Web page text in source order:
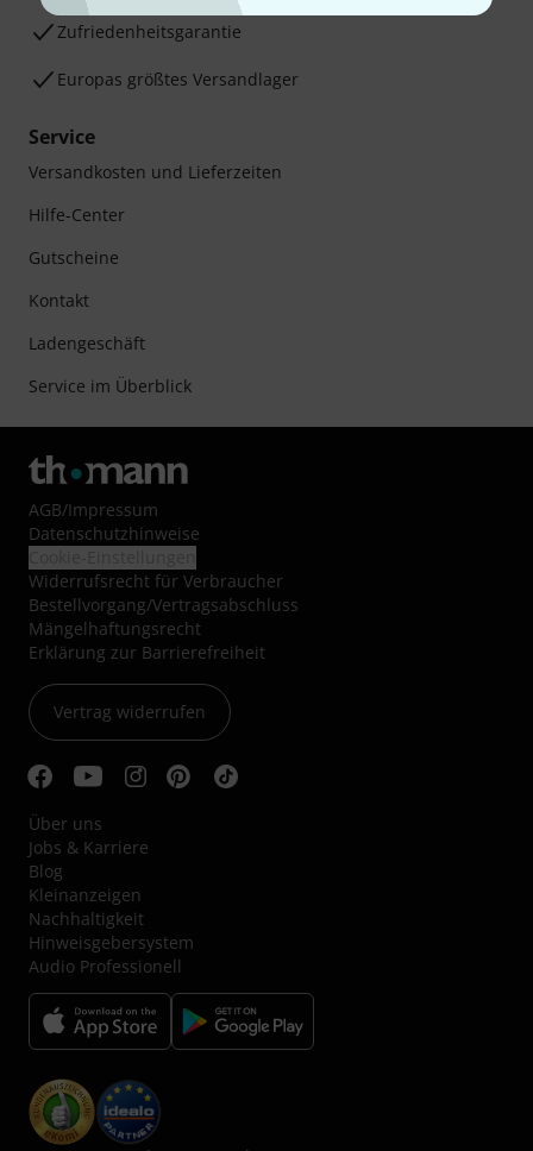
Zufriedenheitsgarantie
Europas größtes Versandlager
Service
Versandkosten und Lieferzeiten
Hilfe-Center
Gutscheine
Kontakt
Ladengeschäft
Service im Überblick
AGB/Impressum
Datenschutzhinweise
Widerrufsrecht für Verbraucher
Bestellvorgang/Vertragsabschluss
Mängelhaftungsrecht
Erklärung zur Barrierefreiheit
Vertrag widerrufen
Über uns
Jobs & Karriere
Blog
Kleinanzeigen
Nachhaltigkeit
Hinweisgebersystem
Audio Professionell